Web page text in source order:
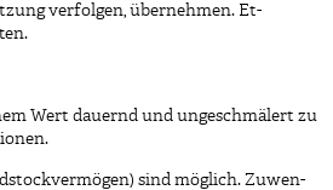
verfolgen, übernehmen. Et-
Wert dauernd und ungeschmälert zu
sind möglich. Zuwen-